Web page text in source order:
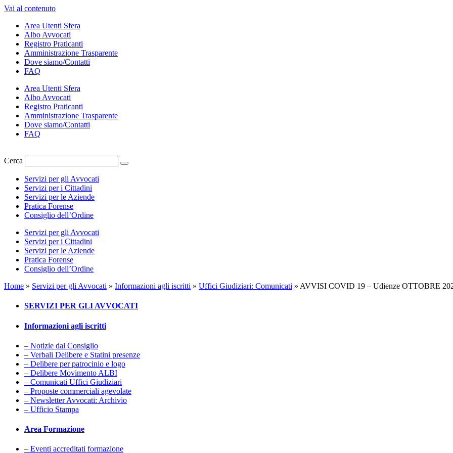
Vai al contenuto
Area Utenti Sfera
Albo Avvocati
Registro Praticanti
Amministrazione Trasparente
Dove siamo/Contatti
FAQ
Area Utenti Sfera
Albo Avvocati
Registro Praticanti
Amministrazione Trasparente
Dove siamo/Contatti
FAQ
Cerca
Servizi per gli Avvocati
Servizi per i Cittadini
Servizi per le Aziende
Pratica Forense
Consiglio dell’Ordine
Servizi per gli Avvocati
Servizi per i Cittadini
Servizi per le Aziende
Pratica Forense
Consiglio dell’Ordine
Home » Servizi per gli Avvocati » Informazioni agli iscritti » Uffici Giudiziari: Comunicati » AVVISI COVID 19 – Udienze OTTOBRE
SERVIZI PER GLI AVVOCATI
Informazioni agli iscritti
– Notizie dal Consiglio
– Verbali Delibere e Statini presenze
– Delibere per patrocinio e logo
– Delibere Movimento ALBI
– Comunicati Uffici Giudiziari
– Proposte commerciali agevolate
– Newsletter Avvocati: Archivio
– Ufficio Stampa
Area Formazione
– Eventi accreditati formazione